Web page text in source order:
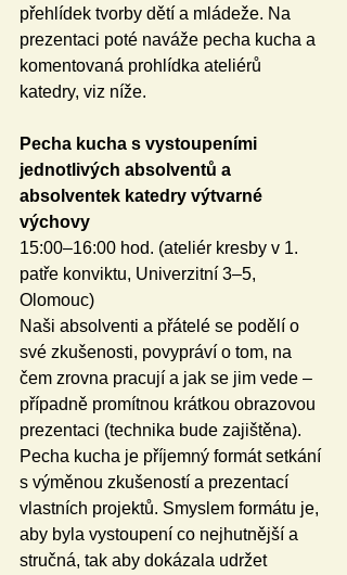
přehlídek tvorby dětí a mládeže. Na
prezentaci poté naváže pecha kucha a
komentovaná prohlídka ateliérů
katedry, viz níže.
Pecha kucha s vystoupeními
jednotlivých absolventů a
absolventek katedry výtvarné
výchovy
15:00–16:00 hod. (ateliér kresby v 1.
patře konviktu, Univerzitní 3–5,
Olomouc)
Naši absolventi a přátelé se podělí o
své zkušenosti, povypráví o tom, na
čem zrovna pracují a jak se jim vede –
případně promítnou krátkou obrazovou
prezentaci (technika bude zajištěna).
Pecha kucha je příjemný formát setkání
s výměnou zkušeností a prezentací
vlastních projektů. Smyslem formátu je,
aby byla vystoupení co nejhutnější a
stručná, tak aby dokázala udržet